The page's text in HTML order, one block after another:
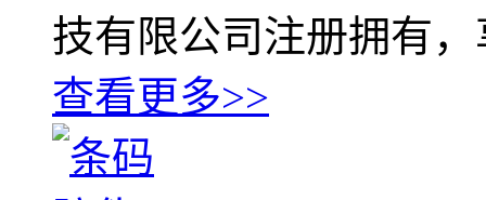
技有限公司注册拥有
查看更多>>